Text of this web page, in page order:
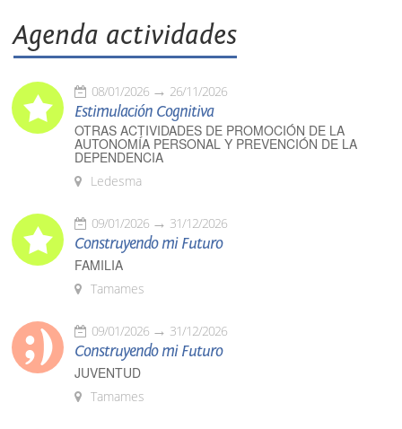
Agenda actividades
08/01/2026 26/11/2026
Estimulación Cognitiva
OTRAS ACTIVIDADES DE PROMOCIÓN DE LA
AUTONOMÍA PERSONAL Y PREVENCIÓN DE LA
DEPENDENCIA
Ledesma
09/01/2026 31/12/2026
Construyendo mi Futuro
FAMILIA
Tamames
09/01/2026 31/12/2026
Construyendo mi Futuro
JUVENTUD
Tamames